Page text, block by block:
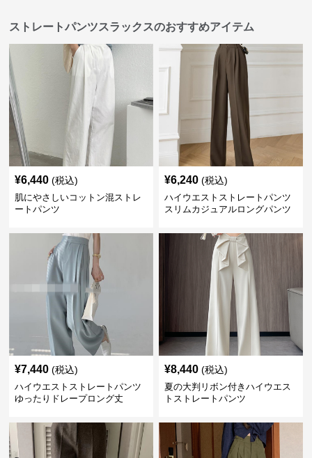
ストレートパンツスラックスのおすすめアイテム
¥6,440 (税込)
肌にやさしいコットン混ストレ
ートパンツ
¥6,240 (税込)
ハイウエストストレートパンツ
スリムカジュアルロングパンツ
¥7,440 (税込)
ハイウエストストレートパンツ
ゆったりドレープロング丈
¥8,440 (税込)
夏の大判リボン付きハイウエス
トストレートパンツ